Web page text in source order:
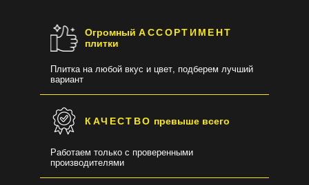
ОгромныйАССОРТИМЕНТ
плитки
Плитка на любой вкус и цвет, подберем лучший
вариант
КАЧЕСТВО превыше всего
Работаем только с проверенными
производителями